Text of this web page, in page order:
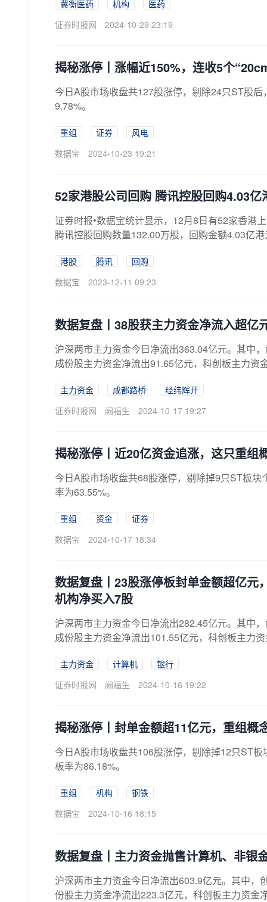
冀衡医药 机构
医药
证券时报网
2024-10-29 23:19
揭秘涨停丨涨幅近150%，连收5个
今日A股市场收盘共127股涨停，剔除24只ST股
9.78%。
重组 证券
风电
数据宝
2024-10-23 19:21
52家港股公司回购 腾讯控股回购4.03亿
证券时报•数据宝统计显示，12月8日有52家香港
腾讯控股回购数量132.00万股，回购金额4.03亿
港股 腾讯
回购
数据宝
2023-12-11 09:23
数据复盘丨38股获主力资金净流入超亿
沪深两市主力资金今日净流出363.04亿元。其中
成份股主力资金净流出91.65亿元，科创板主力资
主力资金 成都路桥
经纬辉开
证券时报网
阙福生 2024-10-17 19:27
揭秘涨停丨近20亿资金追涨，这只重组
今日A股市场收盘共68股涨停，剔除掉9只ST板
率为63.55%。
重组 资金
证券
数据宝
2024-10-17 18:34
数据复盘丨23股涨停板封单金额超亿元
机构净买入7股
沪深两市主力资金今日净流出282.45亿元。其中
成份股主力资金净流出101.55亿元，科创板主力
主力资金 计算机
银行
证券时报网
阙福生 2024-10-16 19:22
揭秘涨停丨封单金额超11亿元，重组概
今日A股市场收盘共106股涨停，剔除掉12只ST
板率为86.18%。
重组 机构
钢铁
数据宝
2024-10-16 18:15
数据复盘丨主力资金抛售计算机、非银
沪深两市主力资金今日净流出603.9亿元。其中
份股主力资金净流出223.3亿元，科创板主力资金